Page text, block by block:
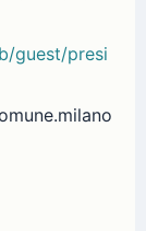
guest/presi